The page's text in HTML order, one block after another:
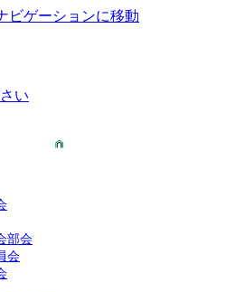
ビゲーションに移動
い
部会
会